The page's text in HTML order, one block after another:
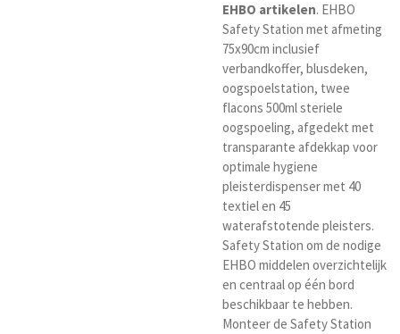
EHBO artikelen. EHBO
Safety Station met afmeting
75x90cm inclusief
verbandkoffer, blusdeken,
oogspoelstation, twee
flacons 500ml steriele
oogspoeling, afgedekt met
transparante afdekkap voor
optimale hygiene
pleisterdispenser met 40
textiel en 45
waterafstotende pleisters.
Safety Station om de nodige
EHBO middelen overzichtelijk
en centraal op één bord
beschikbaar te hebben.
Monteer de Safety Station